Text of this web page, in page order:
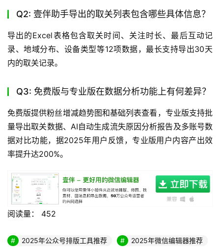
Q2: 壹伴助手导出的取关列表包含哪些具体信息？
导出的Excel表格包含取关时间、关注时长、最后互动记
录、地域分布、设备类型等12项数据，最长支持导出30天
内的取关记录。
Q3: 免费版与专业版在数据分析功能上有何差异？
免费版提供粉丝增减趋势图和基础列表查看，专业版支持批
量导出取关数据、AI自动生成流失原因分析报告及多账号数
据对比功能，据2025年用户反馈，专业版用户内容产出效
率提升达200%。
阅读量： 452
2025年公众号排版工具推荐
2025年微信编辑器推荐